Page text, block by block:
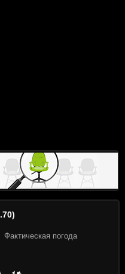
Фактическая погода